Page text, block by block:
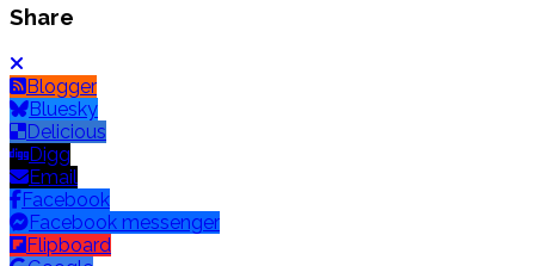
Share
Blogger
Bluesky
Delicious
Digg
Email
Facebook
Facebook messenger
Flipboard